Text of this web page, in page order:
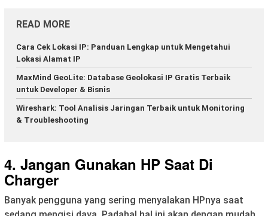
READ MORE
Cara Cek Lokasi IP: Panduan Lengkap untuk Mengetahui
Lokasi Alamat IP
MaxMind GeoLite: Database Geolokasi IP Gratis Terbaik
untuk Developer & Bisnis
Wireshark: Tool Analisis Jaringan Terbaik untuk Monitoring
& Troubleshooting
4. Jangan Gunakan HP Saat Di
Charger
Banyak pengguna yang sering menyalakan HPnya saat